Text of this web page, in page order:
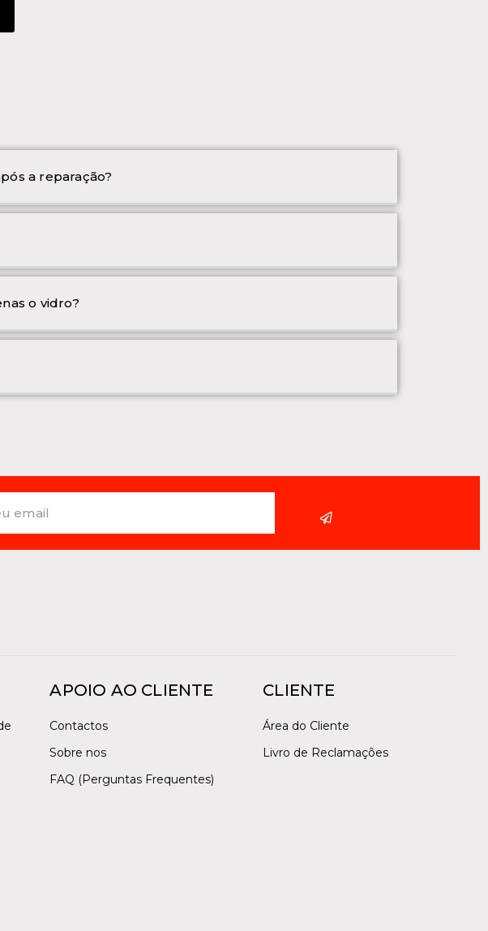
a reparação?
o vidro?
APOIO AO CLIENTE
Contactos
Sobre nos
FAQ (Perguntas Frequentes)
CLIENTE
Área do Cliente
Livro de Reclamações